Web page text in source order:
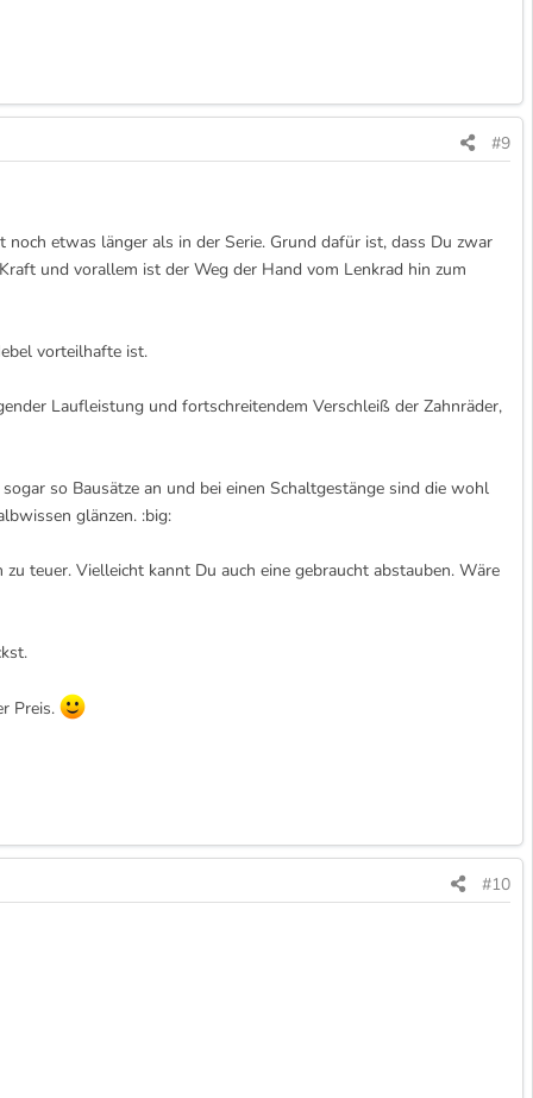
#9
etwas länger als in der Serie. Grund dafür ist, dass Du zwar
und vorallem ist der Weg der Hand vom Lenkrad hin zum
vorteilhafte ist.
Laufleistung und fortschreitendem Verschleiß der Zahnräder,
so Bausätze an und bei einen Schaltgestänge sind die wohl
glänzen. :big:
teuer. Vielleicht kannt Du auch eine gebraucht abstauben. Wäre
Preis.
#10